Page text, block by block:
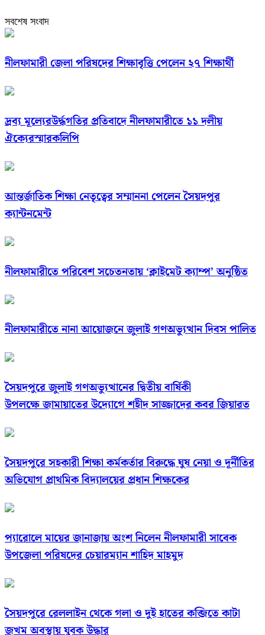
সবশেষ সংবাদ
নীলফামারী জেলা পরিষদের শিক্ষাবৃত্তি পেলেন ২৭ শিক্ষার্থী
দ্রব্য মূল্যেরউর্দ্ধগতির প্রতিবাদে নীলফামারীতে ১১ দলীয়
ঐক্যেরস্মারকলিপি
আন্তর্জাতিক শিক্ষা নেতৃত্বের সম্মাননা পেলেন সৈয়দপুর
ক্যান্টনমেন্ট
নীলফামারীতে পরিবেশ সচেতনতায় ‘ক্লাইমেট ক্যাম্প’ অনুষ্ঠিত
নীলফামারীতে নানা আয়োজনে জুলাই গণঅভ্যুত্থান দিবস পালিত
সৈয়দপুরে জুলাই গণঅভ্যুত্থানের দ্বিতীয় বার্ষিকী
উপলক্ষে জামায়াতের উদ্যোগে শহীদ সাজ্জাদের কবর জিয়ারত
সৈয়দপুরে সহকারী শিক্ষা কর্মকর্তার বিরুদ্ধে ঘুষ নেয়া ও দূর্নীতির
অভিযোগ প্রাথমিক বিদ্যালয়ের প্রধান শিক্ষকের
প্যারোলে মায়ের জানাজায় অংশ নিলেন নীলফামারী সাবেক
উপজেলা পরিষদের চেয়ারম্যান শাহিদ মাহমুদ
সৈয়দপুরে রেললাইন থেকে গলা ও দুই হাতের কব্জিতে কাটা
জখম অবস্থায় যুবক উদ্ধার